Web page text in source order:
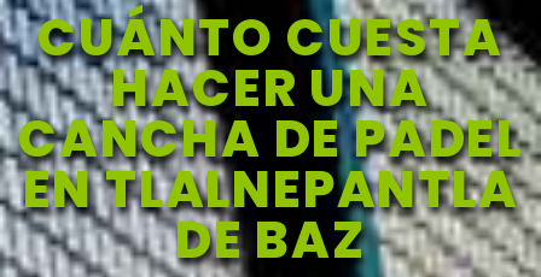
CUÁNTO CUESTA
HACER UNA
CANCHA DE PADEL
EN TLALNEPANTLA
DE BAZ